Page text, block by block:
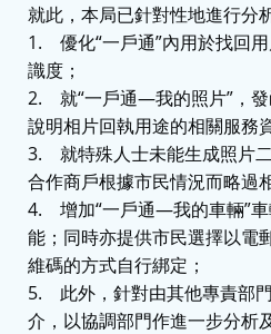
就此，本局已針對性地進行分
1. 優化“一戶通”內用於找回
識度；
2. 就“一戶通—我的照片”，發
說明相片回執用途的相關服務
3. 就特殊人士未能生成照片
合作商戶根據市民情況而略過
4. 增加“一戶通—我的車輛”車
能；同時亦提供市民選擇以電
維碼的方式自行綁定；
5. 此外，針對由其他專責部
介，以協調部門作進一步分析